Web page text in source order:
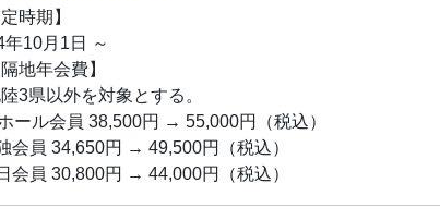
定時期】
年10月1日 ～
隔地年会費】
3県以外を対象とする。
ール会員 38,500円 → 55,000円（税込）
会員 34,650円 → 49,500円（税込）
会員 30,800円 → 44,000円（税込）